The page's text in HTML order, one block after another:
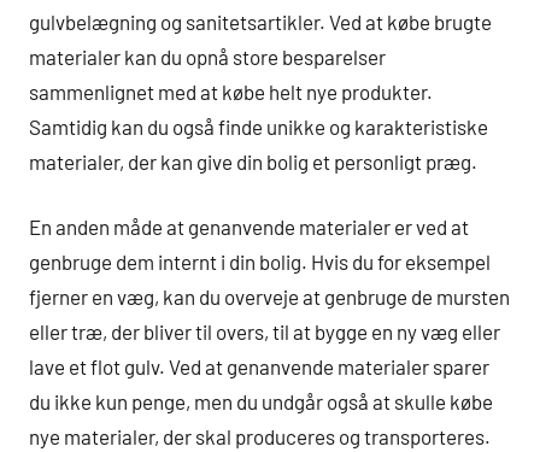
gulvbelægning og sanitetsartikler. Ved at købe brugte
materialer kan du opnå store besparelser
sammenlignet med at købe helt nye produkter.
Samtidig kan du også finde unikke og karakteristiske
materialer, der kan give din bolig et personligt præg.
En anden måde at genanvende materialer er ved at
genbruge dem internt i din bolig. Hvis du for eksempel
fjerner en væg, kan du overveje at genbruge de mursten
eller træ, der bliver til overs, til at bygge en ny væg eller
lave et flot gulv. Ved at genanvende materialer sparer
du ikke kun penge, men du undgår også at skulle købe
nye materialer, der skal produceres og transporteres.